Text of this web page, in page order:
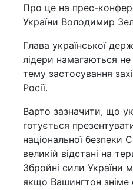
Про це на прес-
України Володимир
Глава української
лідери намагаються
тему застосування
Росії.
Варто зазначити, що
готується
національної безпеки
великій відстані на
Збройні сили України
якщо Вашингтон